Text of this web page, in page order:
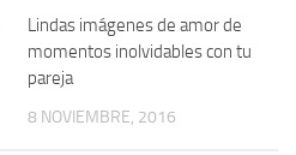
Lindas imágenes de amor de
momentos inolvidables con tu
pareja
8 NOVIEMBRE, 2016